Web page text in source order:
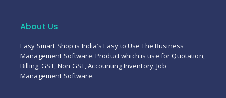
About Us
Easy Smart Shop is India’s Easy to Use The Business
Management Software. Product which is use for Quotation,
Billing, GST, Non GST, Accounting Inventory, Job
Management Software.